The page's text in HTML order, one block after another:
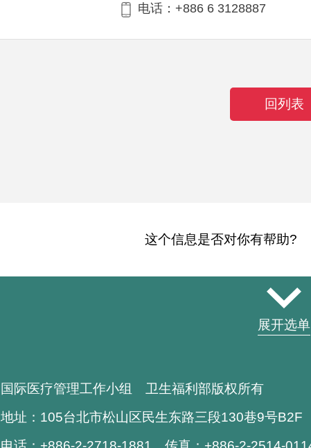
电话：+886 6 3128887
回列表
这个信息是否对你有帮助?
展开选单
国际医疗管理工作小组 卫生福利部版权所有
地址：105台北市松山区民生东路三段130巷9号B2F